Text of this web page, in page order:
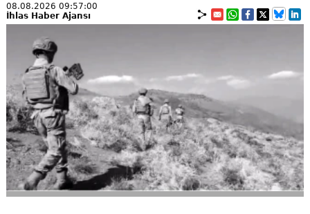
08.08.2026 09:57:00
İhlas Haber Ajansı